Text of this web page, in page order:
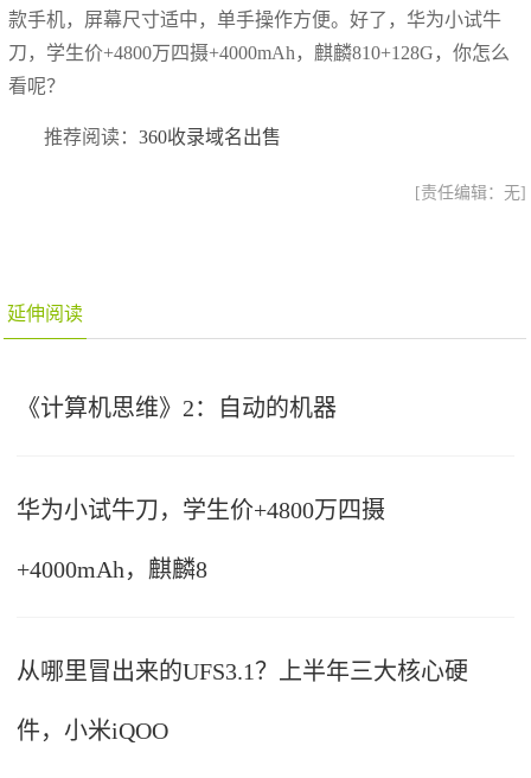
款手机，屏幕尺寸适中，单手操作方便。好了，华为小试牛
刀，学生价+4800万四摄+4000mAh，麒麟810+128G，你怎么
看呢？
推荐阅读：360收录域名出售
[责任编辑：无]
延伸阅读
《计算机思维》2：自动的机器
华为小试牛刀，学生价+4800万四摄
+4000mAh，麒麟8
从哪里冒出来的UFS3.1？上半年三大核心硬
件，小米iQOO